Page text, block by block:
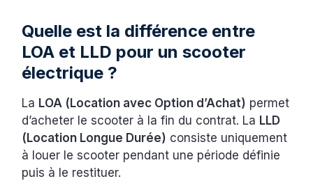
Quelle est la différence entre
LOA et LLD pour un scooter
électrique ?
La LOA (Location avec Option d’Achat) permet
d’acheter le scooter à la fin du contrat. La LLD
(Location Longue Durée) consiste uniquement
à louer le scooter pendant une période définie
puis à le restituer.